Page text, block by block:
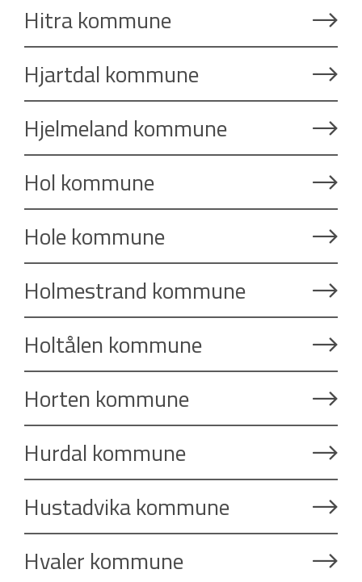
Hitra kommune
Hjartdal kommune
Hjelmeland kommune
Hol kommune
Hole kommune
Holmestrand kommune
Holtålen kommune
Horten kommune
Hurdal kommune
Hustadvika kommune
Hvaler kommune